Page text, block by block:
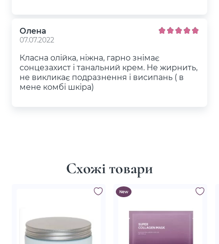
Олена
07.07.2022
Класна олійка, ніжна, гарно знімає
сонцезахист і танальний крем. Не жирнить,
не викликає подразнення і висипань ( в
мене комбі шкіра)
Схожі товари
New